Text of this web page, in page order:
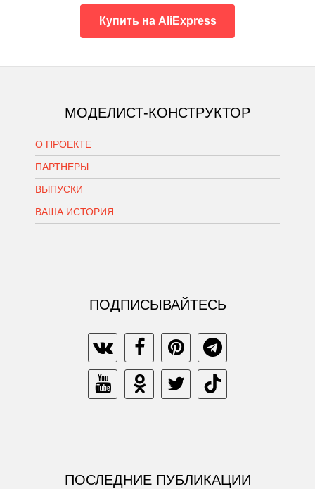
Купить на AliExpress
МОДЕЛИСТ-КОНСТРУКТОР
О ПРОЕКТЕ
ПАРТНЕРЫ
ВЫПУСКИ
ВАША ИСТОРИЯ
ПОДПИСЫВАЙТЕСЬ
ПОСЛЕДНИЕ ПУБЛИКАЦИИ